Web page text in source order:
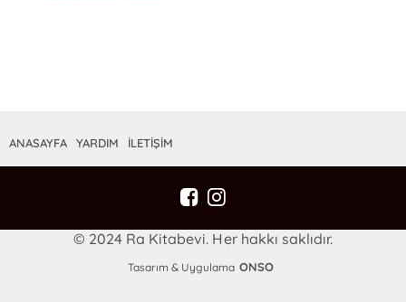
ANASAYFA YARDIM İLETİŞİM
© 2024 Ra Kitabevi. Her hakkı saklıdır.
Tasarım & Uygulama ONSO